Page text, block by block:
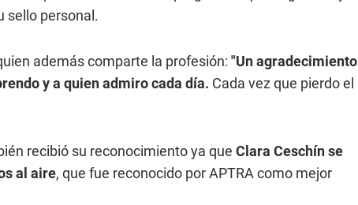
sello personal.
además comparte la profesión: "Un agradecimiento
y a quien admiro cada día. Cada vez que pierdo el
recibió su reconocimiento ya que Clara Ceschín se
al aire, que fue reconocido por APTRA como mejor